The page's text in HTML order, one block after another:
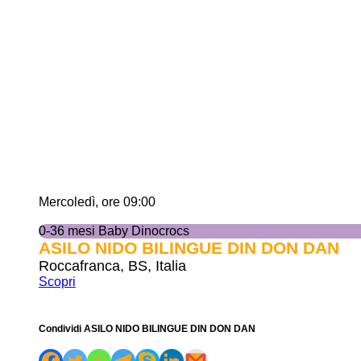
Mercoledì, ore 09:00
0-36 mesi Baby Dinocrocs
ASILO NIDO BILINGUE DIN DON DAN
Roccafranca, BS, Italia
Scopri
Condividi ASILO NIDO BILINGUE DIN DON DAN